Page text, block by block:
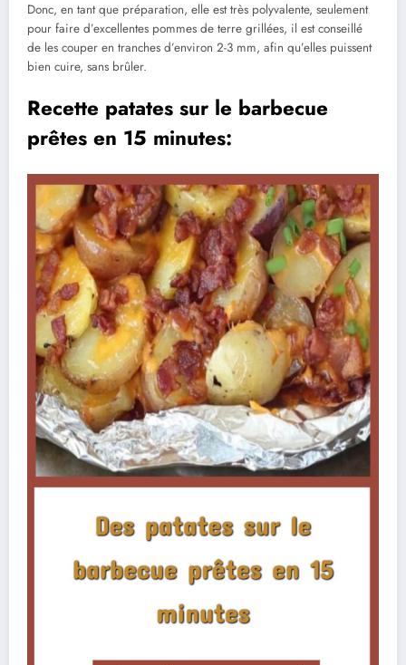
Donc, en tant que préparation, elle est très polyvalente, seulement
pour faire d’excellentes pommes de terre grillées, il est conseillé
de les couper en tranches d’environ 2-3 mm, afin qu’elles puissent
bien cuire, sans brûler.
Recette patates sur le barbecue
prêtes en 15 minutes: